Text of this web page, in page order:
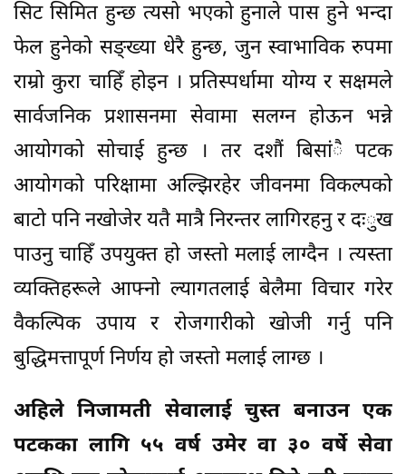
सिट सिमित हुन्छ त्यसो भएको हुनाले पास हुने भन्दा
फेल हुनेको सङ्ख्या धेरै हुन्छ, जुन स्वाभाविक रुपमा
राम्रो कुरा चाहिँ होइन । प्रतिस्पर्धामा योग्य र सक्षमले
सार्वजनिक प्रशासनमा सेवामा सलग्न होऊन भन्ने
आयोगको सोचाई हुन्छ । तर दशौं बिसांै पटक
आयोगको परिक्षामा अल्झिरहेर जीवनमा विकल्पको
बाटो पनि नखोजेर यतै मात्रै निरन्तर लागिरहनु र दःुख
पाउनु चाहिँ उपयुक्त हो जस्तो मलाई लाग्दैन । त्यस्ता
व्यक्तिहरूले आफ्नो ल्यागतलाई बेलैमा विचार गरेर
वैकल्पिक उपाय र रोजगारीको खोजी गर्नु पनि
बुद्धिमत्तापूर्ण निर्णय हो जस्तो मलाई लाग्छ ।
अहिले निजामती सेवालाई चुस्त बनाउन एक
पटकका लागि ५५ वर्ष उमेर वा ३० वर्षे सेवा